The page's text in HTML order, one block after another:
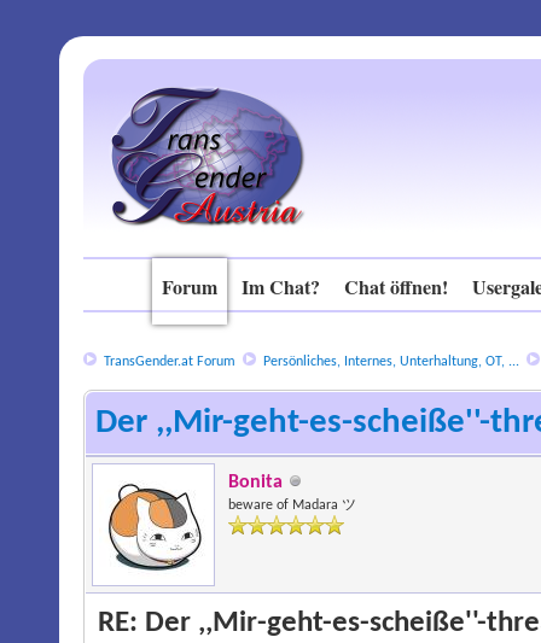
Forum Im Chat? Chat öffnen!
TransGender.at Forum Persönliches, Internes, Unterhaltung, OT, ...
Der ,,Mir-geht-es-scheiße''-
Bonita
beware of Madara ツ
RE: Der ,,Mir-geht-es-scheiße''-